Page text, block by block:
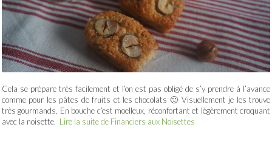
Cela se prépare très facilement et l’on est pas obligé de s’y prendre à l’avance
comme pour les pâtes de fruits et les chocolats 🙂 Visuellement je les trouve
très gourmands. En bouche c’est moelleux, réconfortant et légèrement croquant
avec la noisette. Lire la suite de Financiers aux Noisettes